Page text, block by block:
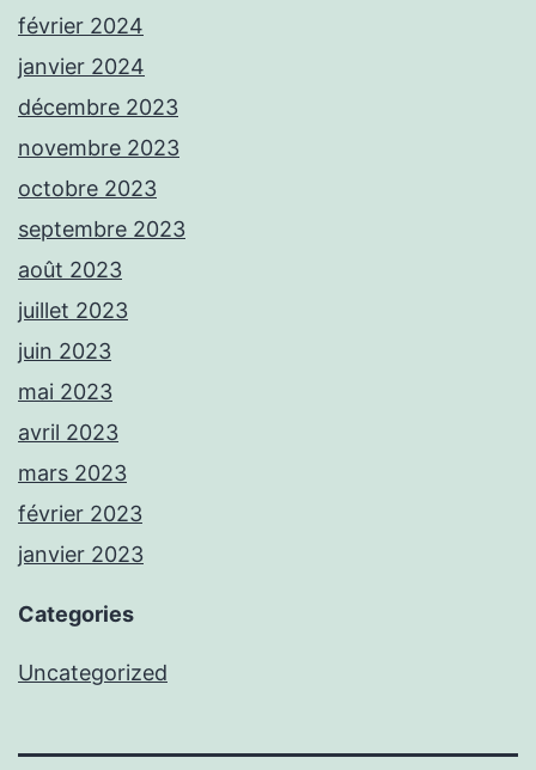
février 2024
janvier 2024
décembre 2023
novembre 2023
octobre 2023
septembre 2023
août 2023
juillet 2023
juin 2023
mai 2023
avril 2023
mars 2023
février 2023
janvier 2023
Categories
Uncategorized